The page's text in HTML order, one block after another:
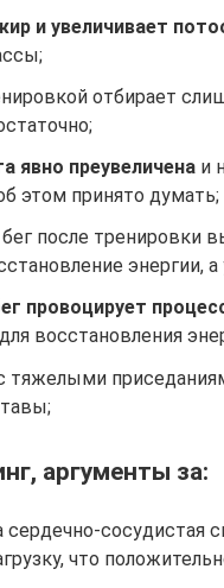
и увеличивает
отбирает
явно преувеличена и
этом принято думать;
после тренировки
провоцирует
восстановления
тяжелыми
аргументы за:
сердечно-сосудистая
что